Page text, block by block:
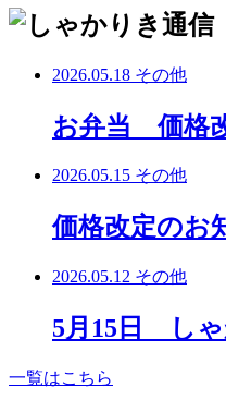
2026.05.18 その他
お弁当 価格
2026.05.15 その他
価格改定のお
2026.05.12 その他
5月15日 し
一覧はこちら